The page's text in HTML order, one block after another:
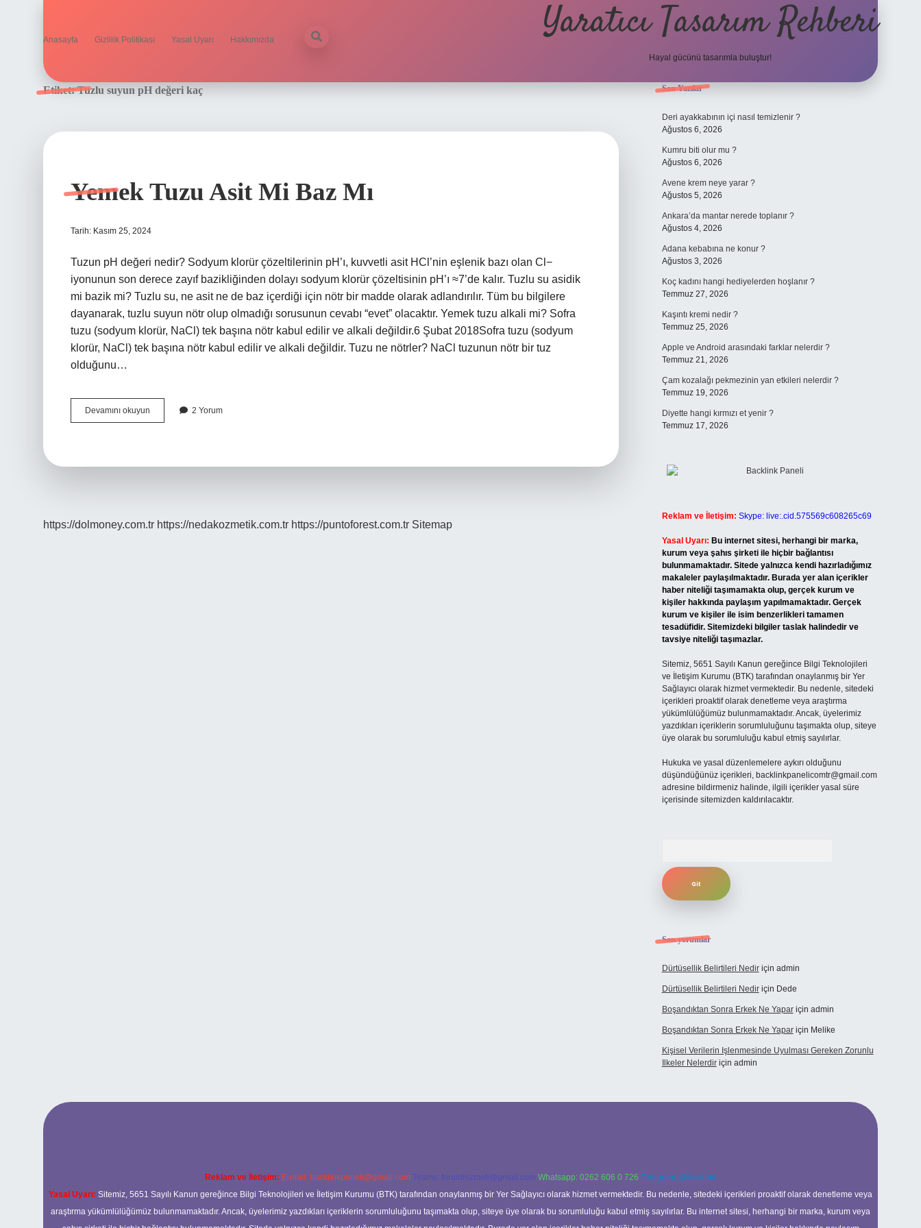
Anasayfa Gizlilik Politikası Yasal Uyarı Hakkımızda Yaratıcı Tasarım Rehberi
Hayal gücünü tasarımla buluştur!
Etiket:Tuzlu suyun pH değeri kaç
Yemek Tuzu Asit Mi Baz Mı
Tarih: Kasım 25, 2024
Tuzun pH değeri nedir? Sodyum klorür çözeltilerinin pH’ı, kuvvetli asit HCl’nin eşlenik bazı olan Cl−
iyonunun son derece zayıf bazikliğinden dolayı sodyum klorür çözeltisinin pH’ı ≈7’de kalır. Tuzlu su asidik
mi bazik mi? Tuzlu su, ne asit ne de baz içerdiği için nötr bir madde olarak adlandırılır. Tüm bu bilgilere
dayanarak, tuzlu suyun nötr olup olmadığı sorusunun cevabı “evet” olacaktır. Yemek tuzu alkali mi? Sofra
tuzu (sodyum klorür, NaCl) tek başına nötr kabul edilir ve alkali değildir.6 Şubat 2018Sofra tuzu (sodyum
klorür, NaCl) tek başına nötr kabul edilir ve alkali değildir. Tuzu ne nötrler? NaCl tuzunun nötr bir tuz
olduğunu…
Devamını okuyun
Tuzu
2 Yorum
https://dolmoney.com.tr https://nedakozmetik.com.tr https://puntoforest.com.tr Sitemap
Sidebar
Son Yazılar
Deri ayakkabının içi nasıl temizlenir ?
Ağustos 6, 2026
Kumru biti olur mu ?
Ağustos 6, 2026
Avene krem neye yarar ?
Ağustos 5, 2026
Ankara’da mantar nerede toplanır ?
Ağustos 4, 2026
Adana kebabına ne konur ?
Ağustos 3, 2026
Koç kadını hangi hediyelerden hoşlanır ?
Temmuz 27, 2026
Kaşıntı kremi nedir ?
Temmuz 25, 2026
Apple ve Android arasındaki farklar nelerdir ?
Temmuz 21, 2026
Çam kozalağı pekmezinin yan etkileri nelerdir ?
Temmuz 19, 2026
Diyette hangi kırmızı et yenir ?
Temmuz 17, 2026
Reklam ve İletişim: Skype: live:.cid.575569c608265c69
Yasal Uyarı: Bu internet sitesi, herhangi bir marka,
kurum veya şahıs şirketi ile hiçbir bağlantısı
bulunmamaktadır. Sitede yalnızca kendi hazırladığımız
makaleler paylaşılmaktadır. Burada yer alan içerikler
haber niteliği taşımamakta olup, gerçek kurum ve
kişiler hakkında paylaşım yapılmamaktadır. Gerçek
kurum ve kişiler ile isim benzerlikleri tamamen
tesadüfidir. Sitemizdeki bilgiler taslak halindedir ve
tavsiye niteliği taşımazlar.
Sitemiz, 5651 Sayılı Kanun gereğince Bilgi Teknolojileri
ve İletişim Kurumu (BTK) tarafından onaylanmış bir Yer
Sağlayıcı olarak hizmet vermektedir. Bu nedenle, sitedeki
içerikleri proaktif olarak denetleme veya araştırma
yükümlülüğümüz bulunmamaktadır. Ancak, üyelerimiz
yazdıkları içeriklerin sorumluluğunu taşımakta olup, siteye
üye olarak bu sorumluluğu kabul etmiş sayılırlar.
Hukuka ve yasal düzenlemelere aykırı olduğunu
düşündüğünüz içerikleri, backlinkpanelicomtr@gmail.com
adresine bildirmeniz halinde, ilgili içerikler yasal süre
içerisinde sitemizden kaldırılacaktır.
Son yorumlar
Dürtüsellik Belirtileri Nediriçin admin
Dürtüsellik Belirtileri Nediriçin Dede
Boşandıktan Sonra Erkek Ne Yapariçin admin
Boşandıktan Sonra Erkek Ne Yapariçin Melike
Kişisel Verilerin Işlenmesinde Uyulması Gereken Zorunlu
Ilkeler Nelerdiriçin admin
Reklam ve İletişim: E-mail: backlinkpaneli@gmail.com Teams: forumhizmeti@gmail.com Whatsapp: 0262 606 0 726 Telegram: @karabul
Yasal Uyarı: Sitemiz, 5651 Sayılı Kanun gereğince Bilgi Teknolojileri ve İletişim Kurumu (BTK) tarafından onaylanmış bir Yer Sağlayıcı olarak hizmet vermektedir. Bu nedenle, sitedeki içerikleri proaktif olarak denetleme veya
araştırma yükümlülüğümüz bulunmamaktadır. Ancak, üyelerimiz yazdıkları içeriklerin sorumluluğunu taşımakta olup, siteye üye olarak bu sorumluluğu kabul etmiş sayılırlar. Bu internet sitesi, herhangi bir marka, kurum veya